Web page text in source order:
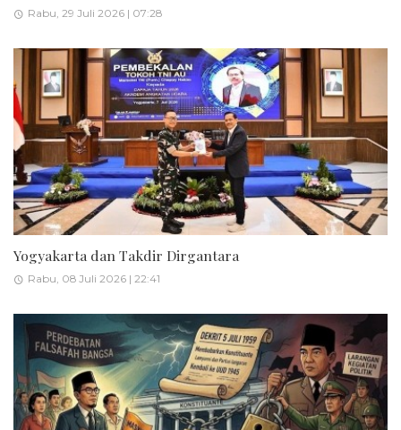
Rabu, 29 Juli 2026 | 07:28
Yogyakarta dan Takdir Dirgantara
Rabu, 08 Juli 2026 | 22:41